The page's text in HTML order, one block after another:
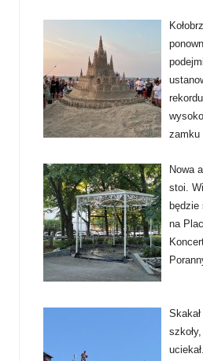
rekordu
zamku
Nowa
stoi.
będzie
na